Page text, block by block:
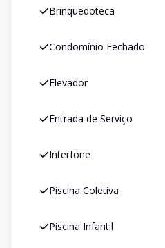
Brinquedoteca
Condomínio Fechado
Elevador
Entrada de Serviço
Interfone
Piscina Coletiva
Piscina Infantil